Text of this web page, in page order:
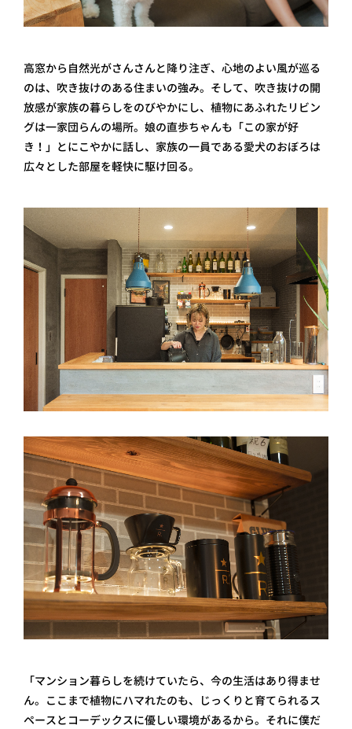
高窓から自然光がさんさんと降り注ぎ、心地のよい風が巡る
のは、吹き抜けのある住まいの強み。そして、吹き抜けの開
放感が家族の暮らしをのびやかにし、植物にあふれたリビン
グは一家団らんの場所。娘の直歩ちゃんも「この家が好
き！」とにこやかに話し、家族の一員である愛犬のおぼろは
広々とした部屋を軽快に駆け回る。
「マンション暮らしを続けていたら、今の生活はあり得ませ
ん。ここまで植物にハマれたのも、じっくりと育てられるス
ペースとコーデックスに優しい環境があるから。それに僕だ